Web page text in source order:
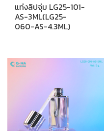
แท่งลิปจุ่ม LG25-101-
AS-3ML(LG25-
060-AS-4.3ML)